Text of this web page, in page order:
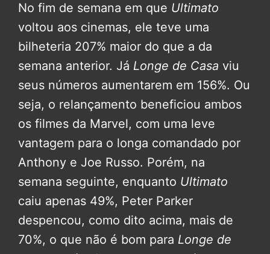
No fim de semana em que Ultimato
voltou aos cinemas, ele teve uma
bilheteria 207% maior do que a da
semana anterior. Já Longe de Casa viu
seus números aumentarem em 156%. Ou
seja, o relançamento beneficiou ambos
os filmes da Marvel, com uma leve
vantagem para o longa comandado por
Anthony e Joe Russo. Porém, na
semana seguinte, enquanto Ultimato
caiu apenas 49%, Peter Parker
despencou, como dito acima, mais de
70%, o que não é bom para Longe de